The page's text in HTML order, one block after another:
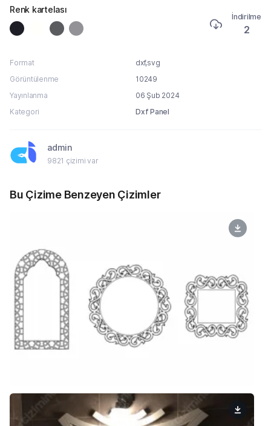
Renk kartelası
İndirilme
2
Format
dxf,svg
Görüntülenme
10249
Yayınlanma
06 Şub 2024
Kategori
Dxf Panel
admin
9821 çizimi var
Bu Çizime Benzeyen Çizimler